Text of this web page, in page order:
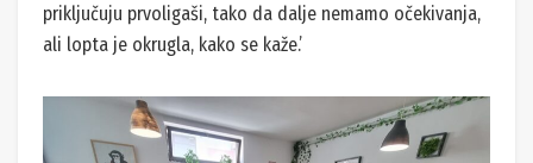
priključuju prvoligaši, tako da dalje nemamo očekivanja,
ali lopta je okrugla, kako se kaže.’